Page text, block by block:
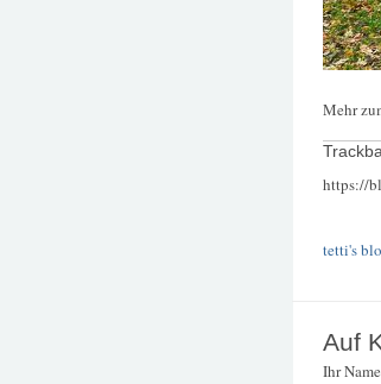
Mehr
https://
tetti's
Auf
Ihr